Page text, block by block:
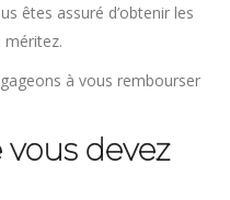
êtes assuré d’obtenir les
à vous rembourser
vous devez